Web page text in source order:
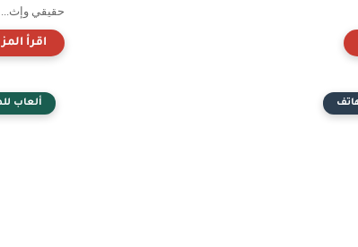
حقيقي وإث...
ألعاب